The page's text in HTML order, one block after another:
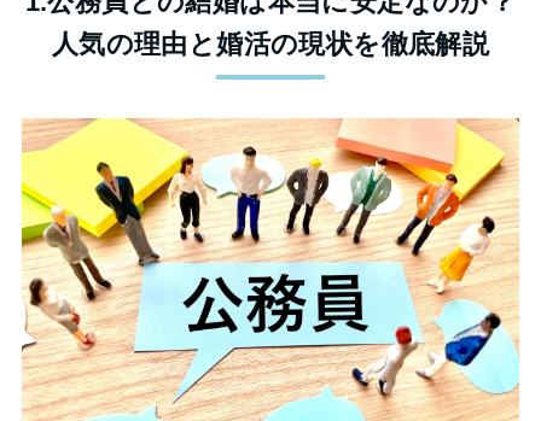
人気の理由と婚活の現状を徹底解説